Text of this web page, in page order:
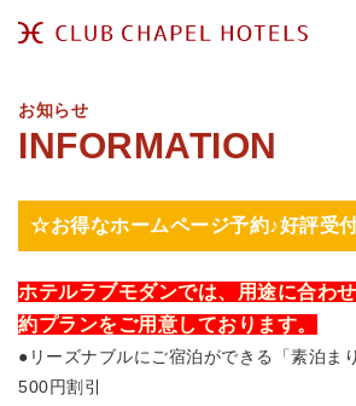
お知らせ
☆お得なホームページ予約♪好評受
ホテルラブモダンでは、用途に合わ
約プランをご用意しております。
●リーズナブルにご宿泊ができる「素泊ま
500円割引